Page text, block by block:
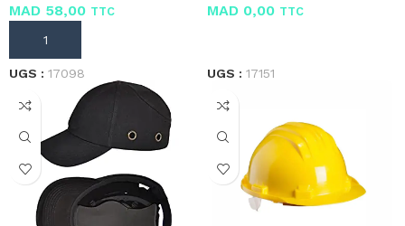
MAD 58,00 TTC
AJOUTER AU PANIER
UGS : 17098
MAD 0,00 TTC
UGS : 17151